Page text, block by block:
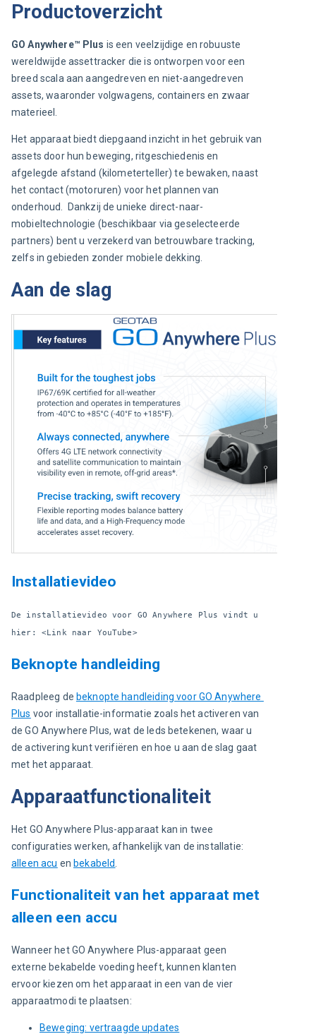
Productoverzicht
GO Anywhere™ Plus is een veelzijdige en robuuste
wereldwijde assettracker die is ontworpen voor een
breed scala aan aangedreven en niet-aangedreven
assets, waaronder volgwagens, containers en zwaar
materieel.
Het apparaat biedt diepgaand inzicht in het gebruik van
assets door hun beweging, ritgeschiedenis en
afgelegde afstand (kilometerteller) te bewaken, naast
het contact (motoruren) voor het plannen van
onderhoud.  Dankzij de unieke direct-naar-
mobieltechnologie (beschikbaar via geselecteerde
partners) bent u verzekerd van betrouwbare tracking,
zelfs in gebieden zonder mobiele dekking.
Aan de slag
Installatievideo
De installatievideo voor GO Anywhere Plus vindt u
hier: <Link naar YouTube>
Beknopte handleiding
Raadpleeg de beknopte handleiding voor GO Anywhere
Plus voor installatie-informatie zoals het activeren van
de GO Anywhere Plus, wat de leds betekenen, waar u
de activering kunt verifiëren en hoe u aan de slag gaat
met het apparaat.
Apparaatfunctionaliteit
Het GO Anywhere Plus-apparaat kan in twee
configuraties werken, afhankelijk van de installatie:
alleen acu en bekabeld
Functionaliteit van het apparaat met
alleen een accu
Wanneer het GO Anywhere Plus-apparaat geen
externe bekabelde voeding heeft, kunnen klanten
ervoor kiezen om het apparaat in een van de vier
apparaatmodi te plaatsen:
Beweging: vertraagde updates